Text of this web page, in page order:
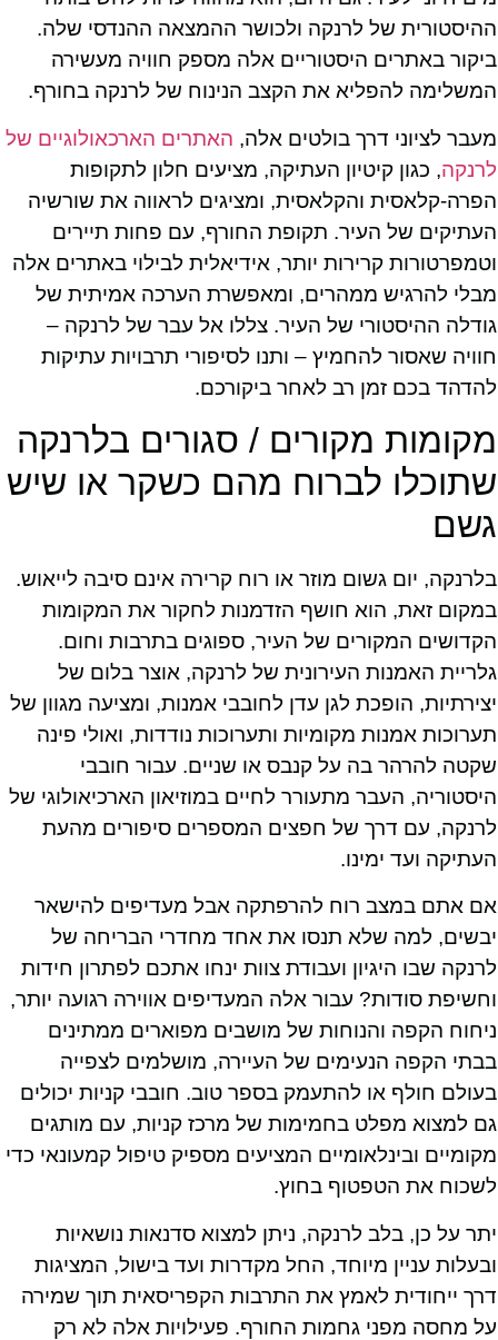
ההיסטורית של לרנקה ולכושר ההמצאה ההנדסי שלה.
ביקור באתרים היסטוריים אלה מספק חוויה מעשירה
המשלימה להפליא את הקצב הנינוח של לרנקה בחורף.
מעבר לציוני דרך בולטים אלה, האתרים הארכאולוגיים של
לרנקה, כגון קיטיון העתיקה, מציעים חלון לתקופות
הפרה-קלאסית והקלאסית, ומציגים לראווה את שורשיה
העתיקים של העיר. תקופת החורף, עם פחות תיירים
וטמפרטורות קרירות יותר, אידיאלית לבילוי באתרים אלה
מבלי להרגיש ממהרים, ומאפשרת הערכה אמיתית של
גודלה ההיסטורי של העיר. צללו אל עבר של לרנקה –
חוויה שאסור להחמיץ – ותנו לסיפורי תרבויות עתיקות
להדהד בכם זמן רב לאחר ביקורכם.
מקומות מקורים / סגורים בלרנקה
שתוכלו לברוח מהם כשקר או שיש
גשם
בלרנקה, יום גשום מוזר או רוח קרירה אינם סיבה לייאוש.
במקום זאת, הוא חושף הזדמנות לחקור את המקומות
הקדושים המקורים של העיר, ספוגים בתרבות וחום.
גלריית האמנות העירונית של לרנקה, אוצר בלום של
יצירתיות, הופכת לגן עדן לחובבי אמנות, ומציעה מגוון של
תערוכות אמנות מקומיות ותערוכות נודדות, ואולי פינה
שקטה להרהר בה על קנבס או שניים. עבור חובבי
היסטוריה, העבר מתעורר לחיים במוזיאון הארכיאולוגי של
לרנקה, עם דרך של חפצים המספרים סיפורים מהעת
העתיקה ועד ימינו.
אם אתם במצב רוח להרפתקה אבל מעדיפים להישאר
יבשים, למה שלא תנסו את אחד מחדרי הבריחה של
לרנקה שבו היגיון ועבודת צוות ינחו אתכם לפתרון חידות
וחשיפת סודות? עבור אלה המעדיפים אווירה רגועה יותר,
ניחוח הקפה והנוחות של מושבים מפוארים ממתינים
בבתי הקפה הנעימים של העיירה, מושלמים לצפייה
בעולם חולף או להתעמק בספר טוב. חובבי קניות יכולים
גם למצוא מפלט בחמימות של מרכז קניות, עם מותגים
מקומיים ובינלאומיים המציעים מספיק טיפול קמעונאי כדי
לשכוח את הטפטוף בחוץ.
יתר על כן, בלב לרנקה, ניתן למצוא סדנאות נושאיות
ובעלות עניין מיוחד, החל מקדרות ועד בישול, המציגות
דרך ייחודית לאמץ את התרבות הקפריסאית תוך שמירה
על מחסה מפני גחמות החורף. פעילויות אלה לא רק